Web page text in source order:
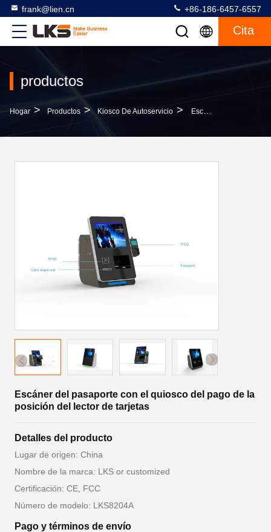
frank@lien.cn +86-186-6457-6557
Cita
productos
Hogar > Productos > Kiosco De Autoservicio > Escáner Del Pasaporte Con El Quiosco Del Pago De La Posición Del Lector De Tarjetas
Escáner del pasaporte con el quiosco del pago de la
posición del lector de tarjetas
Detalles del producto
Lugar de origen: China
Nombre de la marca: LKS or customized
Certificación: CE, FCC
Número de modelo: LKS8204A
Pago y términos de envío